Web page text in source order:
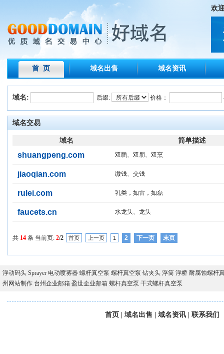
欢
首 页 域名出售 域名资讯
域名: 后缀: 价格：
域名交易
域名 简单描述
shuangpeng.com 双鹏、双朋、双烹
jiaoqian.com 缴钱、交钱
rulei.com 乳类，如雷，如磊
faucets.cn 水龙头、龙头
共 14 条 当前页: 2/2 首页 上一页 1 2 下一页 末页
浮动码头 Sprayer 电动喷雾器 螺杆真空泵 螺杆真空泵 钻夹头 浮筒 浮桥 耐腐蚀螺杆
州网站制作 台州企业邮箱 盈世企业邮箱 螺杆真空泵 干式螺杆真空泵
首页 域名出售 域名资讯 联系我们